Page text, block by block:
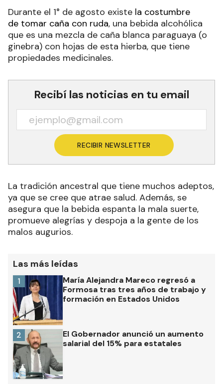
Durante el 1° de agosto existe la costumbre
de tomar caña con ruda, una bebida alcohólica
que es una mezcla de caña blanca paraguaya (o
ginebra) con hojas de esta hierba, que tiene
propiedades medicinales.
Recibí las noticias en tu email
RECIBIR NEWSLETTER
La tradición ancestral que tiene muchos adeptos,
ya que se cree que atrae salud. Además, se
asegura que la bebida espanta la mala suerte,
promueve alegrías y despoja a la gente de los
malos augurios.
Las más leídas
María Alejandra Mareco regresó a
Formosa tras tres años de trabajo y
formación en Estados Unidos
1
El Gobernador anunció un aumento
salarial del 15% para estatales
2